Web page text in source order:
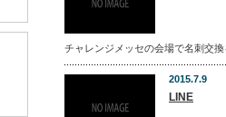
チャレンジメッセの会場で名刺交換
2015.7.9
LINE